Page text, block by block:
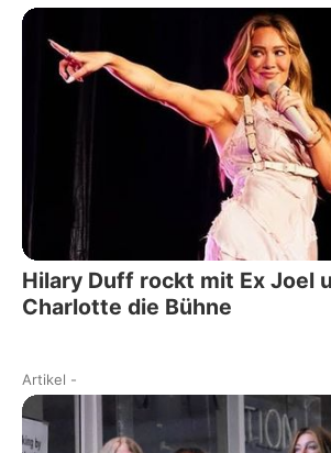
Hilary Duff rockt mit Ex Joel
Charlotte die Bühne
Artikel -